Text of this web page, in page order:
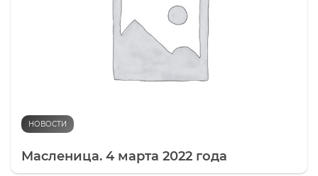
НОВОСТИ
Масленица. 4 марта 2022 года